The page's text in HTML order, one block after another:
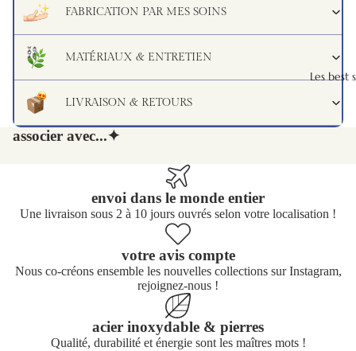
Les best
FABRICATION PAR MES SOINS
MATÉRIAUX & ENTRETIEN
LIVRAISON & RETOURS
associer avec...✦
envoi dans le monde entier
Une livraison sous 2 à 10 jours ouvrés selon votre localisation !
votre avis compte
Nous co-créons ensemble les nouvelles collections sur Instagram,
rejoignez-nous !
acier inoxydable & pierres
Qualité, durabilité et énergie sont les maîtres mots !